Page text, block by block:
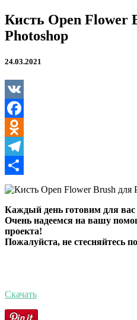
Кисть
Open
Flower
для
Кисть Open Flower
Photoshop
24.03.2021
VK
Facebook
Odnoklassniki
Telegram
Отправить
Каждый день готовим для
Очень надеемся на вашу
проекта!
Пожалуйста, не стесняйтесь
Скачать